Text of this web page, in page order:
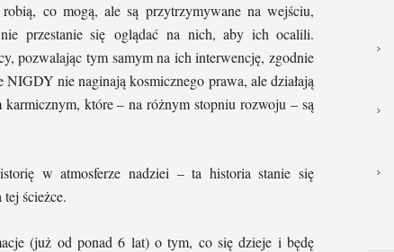
co mogą, ale są przytrzymywane na wejściu,
przestanie się oglądać na nich, aby ich ocalili.
pozwalając tym samym na ich interwencję, zgodnie
nie naginają kosmicznego prawa, ale działają
które – na różnym stopniu rozwoju – są
w atmosferze nadziei – ta historia stanie się
ścieżce.
(już od ponad 6 lat) o tym, co się dzieje i będę